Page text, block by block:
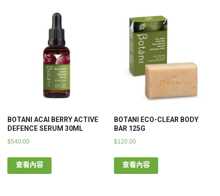
BOTANI ACAI BERRY ACTIVE
DEFENCE SERUM 30ML
$540.00
查看內容
BOTANI ECO-CLEAR BODY
BAR 125G
$120.00
查看內容